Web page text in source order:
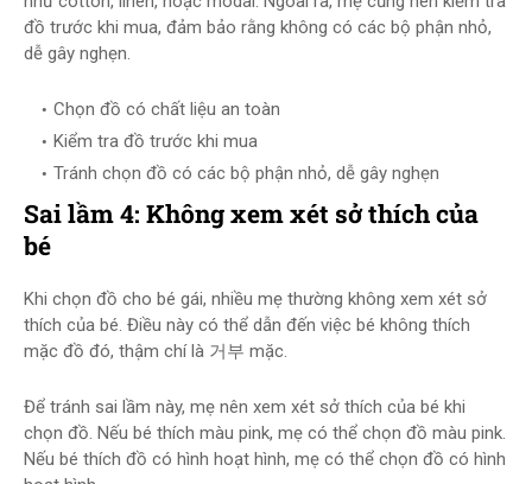
đồ trước khi mua, đảm bảo rằng không có các bộ phận nhỏ,
dễ gây nghẹn.
Chọn đồ có chất liệu an toàn
Kiểm tra đồ trước khi mua
Tránh chọn đồ có các bộ phận nhỏ, dễ gây nghẹn
Sai lầm 4: Không xem xét sở thích của
bé
Khi chọn đồ cho bé gái, nhiều mẹ thường không xem xét sở
thích của bé. Điều này có thể dẫn đến việc bé không thích
mặc đồ đó, thậm chí là 거부 mặc.
Để tránh sai lầm này, mẹ nên xem xét sở thích của bé khi
chọn đồ. Nếu bé thích màu pink, mẹ có thể chọn đồ màu pink.
Nếu bé thích đồ có hình hoạt hình, mẹ có thể chọn đồ có hình